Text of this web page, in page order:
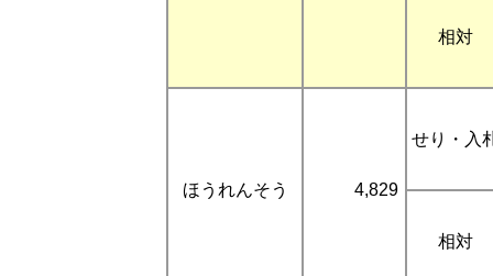
相対
ほうれんそう 4,829
せり・入
相対